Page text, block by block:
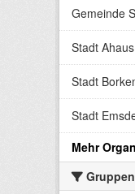
Gemeinde
Stadt Ahaus
Stadt
Stadt
Mehr
Gruppen